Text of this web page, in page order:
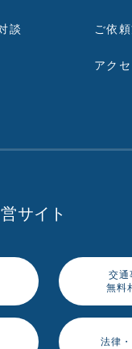
談 ご依
アク
サイト
交通
無料
法律